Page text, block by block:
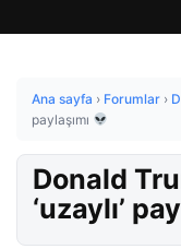
Ana sayfa › Forumlar ›
paylaşımı
Donald
‘uzaylı’